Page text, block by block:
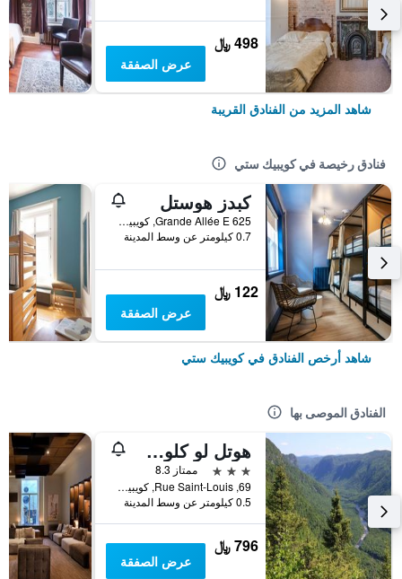
498 ﷼
عرض الصفقة
شاهد المزيد من الفنادق القريبة
فنادق رخيصة في كويبيك ستي
كبدز هوستل
625 Grande Allée E, كويبيك ستي, QC, كندا
0.7 كيلومتر عن وسط المدينة
122 ﷼
عرض الصفقة
شاهد أرخص الفنادق في كويبيك ستي
الفنادق الموصى بها
هوتل لو كلوس سانت لويس - بار أنيرو
3 نجوم
ممتاز 8.3
69, Rue Saint-Louis, كويبيك ستي, QC, كندا
0.5 كيلومتر عن وسط المدينة
796 ﷼
عرض الصفقة